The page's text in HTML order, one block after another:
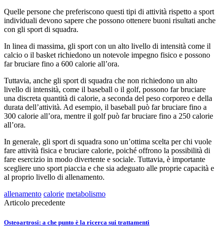
Quelle persone che preferiscono questi tipi di attività rispetto a sport
individuali devono sapere che possono ottenere buoni risultati anche
con gli sport di squadra.
In linea di massima, gli sport con un alto livello di intensità come il
calcio o il basket richiedono un notevole impegno fisico e possono
far bruciare fino a 600 calorie all’ora.
Tuttavia, anche gli sport di squadra che non richiedono un alto
livello di intensità, come il baseball o il golf, possono far bruciare
una discreta quantità di calorie, a seconda del peso corporeo e della
durata dell’attività. Ad esempio, il baseball può far bruciare fino a
300 calorie all’ora, mentre il golf può far bruciare fino a 250 calorie
all’ora.
In generale, gli sport di squadra sono un’ottima scelta per chi vuole
fare attività fisica e bruciare calorie, poiché offrono la possibilità di
fare esercizio in modo divertente e sociale. Tuttavia, è importante
scegliere uno sport piaccia e che sia adeguato alle proprie capacità e
al proprio livello di allenamento.
allenamento calorie metabolismo
Articolo precedente
Osteoartrosi: a che punto è la ricerca sui trattamenti